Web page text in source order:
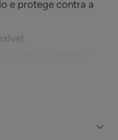
e protege contra a
acalma a irritação*